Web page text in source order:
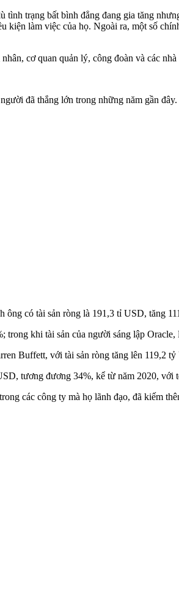
trạng bất bình đẳng đang gia tăng
kiện làm việc của họ. Ngoài ra, một số
cơ quan quản lý, công đoàn và các
đã thắng lớn trong những năm gần
có tài sản ròng là 191,3 tỉ USD, tăng
khi tài sản của người sáng lập
Buffett, với tài sản ròng tăng lên 119,2
tương đương 34%, kể từ năm 2020, với
các công ty mà họ lãnh đạo, đã kiếm